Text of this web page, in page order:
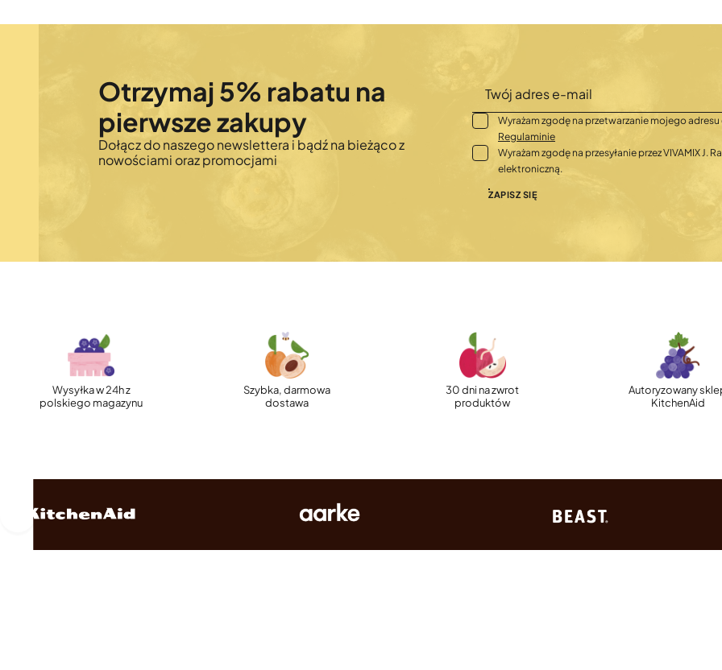
Otrzymaj 5% rabatu na
pierwsze zakupy
Dołącz do naszego newslettera i bądź na bieżąco z
nowościami oraz promocjami
Wyrażam zgodę na przetwarzanie mojego
Regulaminie
Wyrażam zgodę na przesyłanie przez VIVAMIX
elektroniczną.
ZAPISZ SIĘ
Wysyłka w 24h z
polskiego magazynu
Szybka, darmowa
dostawa
30 dni na zwrot
produktów
Autoryzowany
KitchenAid